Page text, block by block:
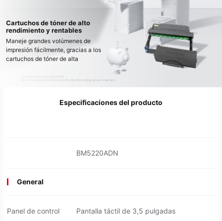
garantiza que esté preparado para
un gran volumen de trabajo.
Cartuchos de tóner de alto
rendimiento y rentables
Maneje grandes volúmenes de
impresión fácilmente, gracias a los
cartuchos de tóner de alta
hasta 15 000* páginas, lo que
Especificaciones del producto
BM5220ADN
General
Panel de control
Pantalla táctil de 3,5 pulgadas